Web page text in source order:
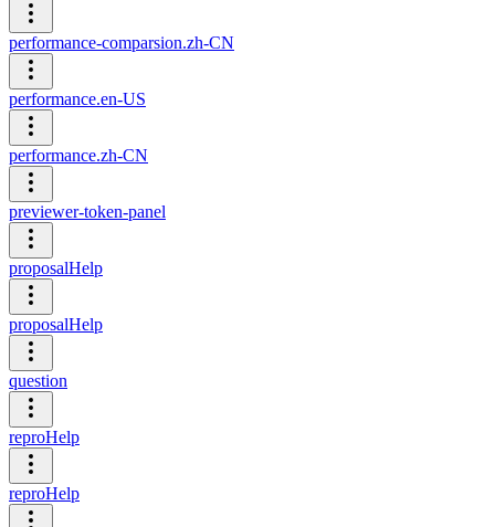
performance-comparsion.zh-CN
performance.en-US
performance.zh-CN
previewer-token-panel
proposalHelp
proposalHelp
question
reproHelp
reproHelp